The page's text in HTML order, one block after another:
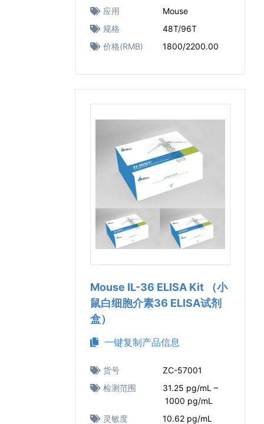
应用
Mouse
规格
48T/96T
价格(RMB)
1800/2200.00
Mouse IL-36 ELISA Kit （小
鼠白细胞介素36 ELISA试剂
盒）
一键复制产品信息
货号
ZC-57001
检测范围
31.25 pg/mL –
1000 pg/mL
灵敏度
10.62 pg/mL